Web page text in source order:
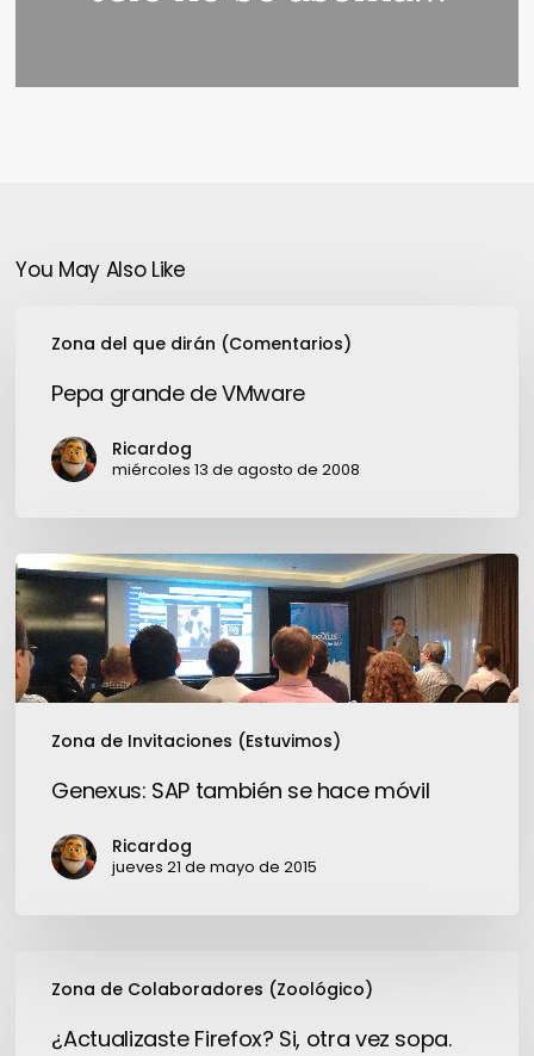
You May Also Like
Zona del que dirán (Comentarios)
grande
VMwarePepa grande de VMware
Ricardog
miércoles 13 de agosto de 2008
Zona de Invitaciones (Estuvimos)
Genexus:
SAP
también
se
hace
Genexus: SAP también se hace móvil
Ricardog
jueves 21 de mayo de 2015
Zona de Colaboradores (Zoológico)
Firefox?
¿Actualizaste Firefox? Si, otra vez sopa.